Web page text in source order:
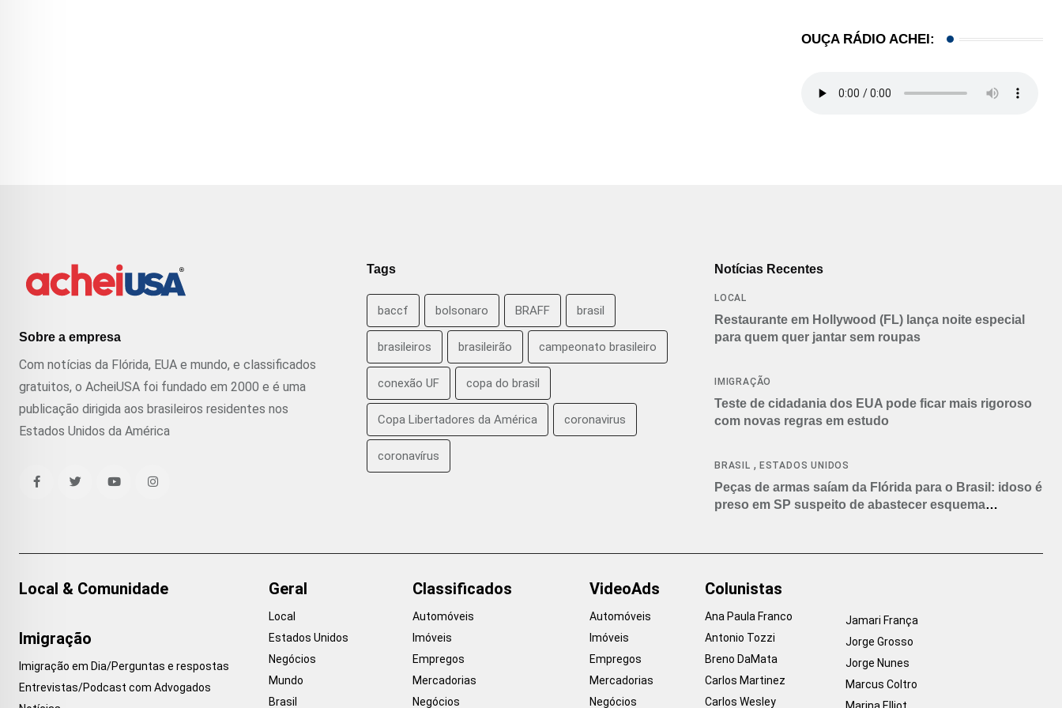
OUÇA RÁDIO ACHEI:
Sobre a empresa
Com notícias da Flórida, EUA e mundo, e classificados
gratuitos, o AcheiUSA foi fundado em 2000 e é uma
publicação dirigida aos brasileiros residentes nos
Estados Unidos da América
Tags
baccf bolsonaro BRAFF brasil
brasileiros brasileirão campeonato brasileiro
conexão UF copa do brasil
Copa Libertadores da América coronavirus
coronavírus
Notícias Recentes
LOCAL
Restaurante em Hollywood (FL) lança noite especial
para quem quer jantar sem roupas
IMIGRAÇÃO
Teste de cidadania dos EUA pode ficar mais rigoroso
com novas regras em estudo
BRASIL , ESTADOS UNIDOS
Peças de armas saíam da Flórida para o Brasil: idoso é
preso em SP suspeito de abastecer esquema
Local & Comunidade
Imigração
Imigração em Dia/Perguntas e respostas
Entrevistas/Podcast com Advogados
Geral
Local
Estados Unidos
Negócios
Mundo
Brasil
Classificados
Automóveis
Imóveis
Empregos
Mercadorias
Negócios
VideoAds
Automóveis
Imóveis
Empregos
Mercadorias
Negócios
Colunistas
Ana Paula Franco
Antonio Tozzi
Breno DaMata
Carlos Martinez
Carlos Wesley
Jamari França
Jorge Grosso
Jorge Nunes
Marcus Coltro